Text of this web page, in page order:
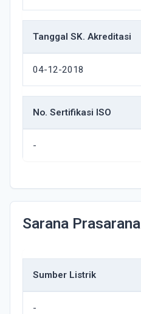
Tanggal SK. Akreditasi
04-12-2018
No. Sertifikasi ISO
-
Sarana Prasarana
Sumber Listrik
-